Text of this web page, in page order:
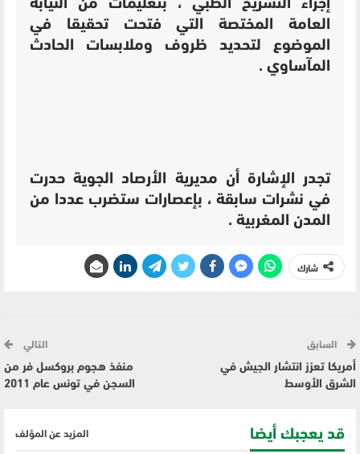
إجراء التشريح الطبي ، بتعليمات من النيابة
العامة المختصة التي فتحت تحقيقا في
الموضوع لتحديد ظروف وملابسات الحادث
المآساوي .
تجدر الإشارة أن مديرية الأرصاد الجوية حدرت
في نشرات سابقة ، بإعصارات ستضرب عددا من
المدن المغربية .
شارك
السابق
أمريكا تعزز انتشار الجيش في
الشرق الأوسط
التالي
منفذ هجوم بروكسل فر من
السجن في تونس عام 2011
قد يعجبك أيضا المزيد عن المؤلف